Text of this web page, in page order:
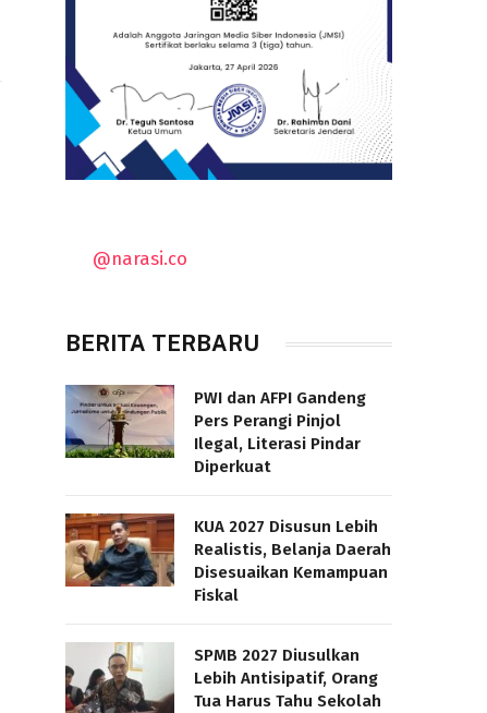
@narasi.co
BERITA TERBARU
PWI dan AFPI Gandeng
Pers Perangi Pinjol
Ilegal, Literasi Pindar
Diperkuat
KUA 2027 Disusun Lebih
Realistis, Belanja Daerah
Disesuaikan Kemampuan
Fiskal
SPMB 2027 Diusulkan
Lebih Antisipatif, Orang
Tua Harus Tahu Sekolah